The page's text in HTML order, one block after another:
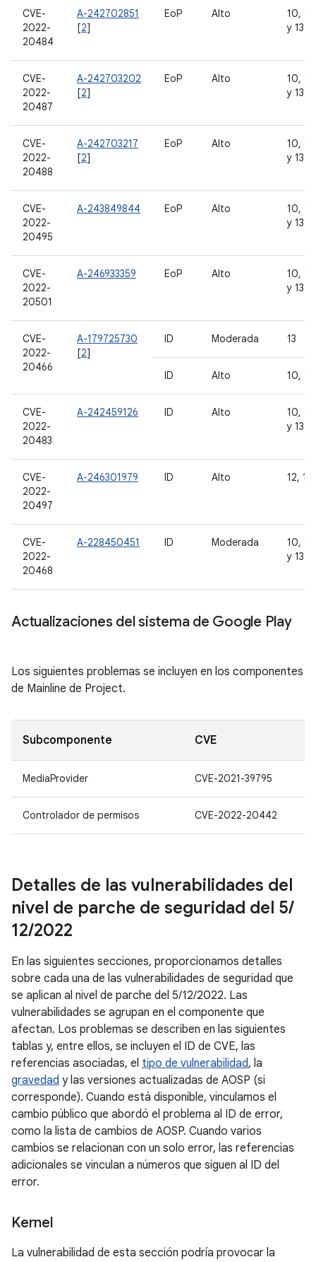
CVE-
2022-
20484
A-242702851
[2]
EoP Alto
10,
y 13
CVE-
2022-
20487
A-242703202
[2]
EoP Alto
10,
y 13
CVE-
2022-
20488
A-242703217
[2]
EoP Alto
10,
y 13
CVE-
2022-
20495
A-243849844 EoP Alto
10,
y 13
CVE-
2022-
20501
A-246933359 EoP Alto
10,
y 13
CVE-
2022-
20466
A-179725730
[2]
ID Moderada 13
ID Alto 10,
CVE-
2022-
20483
A-242459126 ID Alto
10,
y 13
CVE-
2022-
20497
A-246301979 ID Alto 12,
CVE-
2022-
20468
A-228450451 ID Moderada
10,
y 13
Actualizaciones del sistema de Google Play
Los siguientes problemas se incluyen en los componentes
de Mainline de Project.
Subcomponente CVE
MediaProvider CVE-2021-39795
Controlador de permisos CVE-2022-20442
Detalles de las vulnerabilidades del
nivel de parche de seguridad del 5/
12/2022
En las siguientes secciones, proporcionamos detalles
sobre cada una de las vulnerabilidades de seguridad que
se aplican al nivel de parche del 5/12/2022. Las
vulnerabilidades se agrupan en el componente que
afectan. Los problemas se describen en las siguientes
tablas y, entre ellos, se incluyen el ID de CVE, las
referencias asociadas, el tipo de vulnerabilidad, la
gravedad y las versiones actualizadas de AOSP (si
corresponde). Cuando está disponible, vinculamos el
cambio público que abordó el problema al ID de error,
como la lista de cambios de AOSP. Cuando varios
cambios se relacionan con un solo error, las referencias
adicionales se vinculan a números que siguen al ID del
error.
Kernel
La vulnerabilidad de esta sección podría provocar la